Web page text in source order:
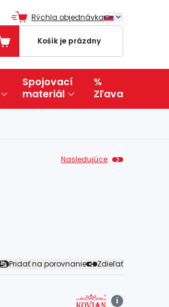
Rýchla objednávka
Košík je prázdny
Spojovací
materiál
%
Zľava
Nasledujúce
Pridať na porovnanie Zdieľať
i